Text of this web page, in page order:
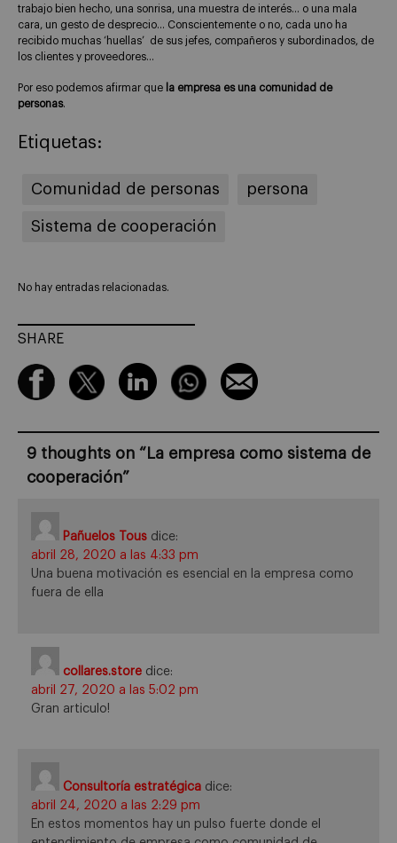
trabajo bien hecho, una sonrisa, una muestra de interés… o una mala
cara, un gesto de desprecio… Conscientemente o no, cada uno ha
recibido muchas ‘huellas’ de sus jefes, compañeros y subordinados, de
los clientes y proveedores…
Por eso podemos afirmar que la empresa es una comunidad de
personas.
Etiquetas:
Comunidad de personas persona
Sistema de cooperación
No hay entradas relacionadas.
SHARE
9 thoughts on “ La empresa como sistema de
cooperación”
Pañuelos Tous dice:
abril 28, 2020 a las 4:33 pm
Una buena motivación es esencial en la empresa como
fuera de ella
collares.store dice:
abril 27, 2020 a las 5:02 pm
Gran articulo!
Consultoría estratégica dice:
abril 24, 2020 a las 2:29 pm
En estos momentos hay un pulso fuerte donde el